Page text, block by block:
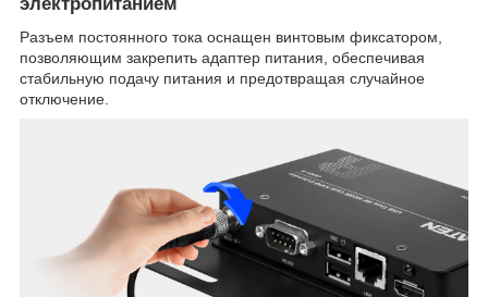
электропитанием
Разъем постоянного тока оснащен винтовым фиксатором,
позволяющим закрепить адаптер питания, обеспечивая
стабильную подачу питания и предотвращая случайное
отключение.